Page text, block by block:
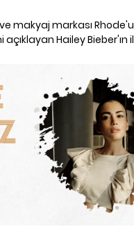
makyaj markası Rhode'u
Hailey Bieber'ın
markasının ürün skalası